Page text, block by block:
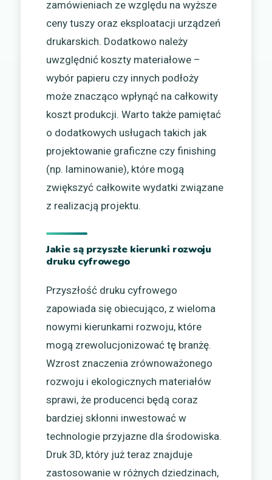
zamówieniach ze względu na wyższe
ceny tuszy oraz eksploatacji urządzeń
drukarskich. Dodatkowo należy
uwzględnić koszty materiałowe –
wybór papieru czy innych podłoży
może znacząco wpłynąć na całkowity
koszt produkcji. Warto także pamiętać
o dodatkowych usługach takich jak
projektowanie graficzne czy finishing
(np. laminowanie), które mogą
zwiększyć całkowite wydatki związane
z realizacją projektu.
Jakie są przyszłe kierunki rozwoju
druku cyfrowego
Przyszłość druku cyfrowego
zapowiada się obiecująco, z wieloma
nowymi kierunkami rozwoju, które
mogą zrewolucjonizować tę branżę.
Wzrost znaczenia zrównoważonego
rozwoju i ekologicznych materiałów
sprawi, że producenci będą coraz
bardziej skłonni inwestować w
technologie przyjazne dla środowiska.
Druk 3D, który już teraz znajduje
zastosowanie w różnych dziedzinach,